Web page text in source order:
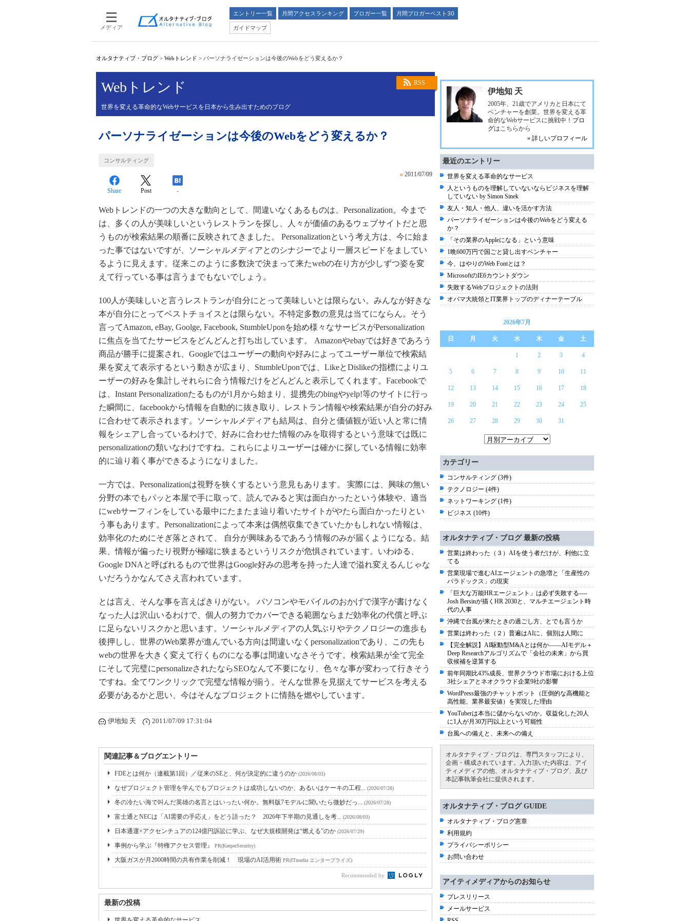
メディア
エントリー一覧 月間アクセスランキング ブロガー一覧
月間ブロガーベスト30
ガイドマップ
オルタナティブ・ブログ > Webトレンド > パーソナライゼーションは今後のWebをどう変えるか？
RSS
Webトレンド
世界を変える革命的なWebサービスを日本から生み出すためのブログ
パーソナライゼーションは今後のWebをどう変えるか？
コンサルティング
» 2011/07/09
Share Post -
Webトレンドの一つの大きな動向として、間違いなくあるものは、Personalization。今まで
は、多くの人が美味しいというレストランを探し、人々が価値のあるウェブサイトだと思
うものが検索結果の順番に反映されてきました。 Personalizationという考え方は、今に始ま
った事ではないですが、ソーシャルメディアとのシナジーでより一層スピードをましてい
るように見えます。従来このように多数決で決まって来たwebの在り方が少しずつ姿を変
えて行っている事は言うまでもないでしょう。
100人が美味しいと言うレストランが自分にとって美味しいとは限らない。みんなが好きな
本が自分にとってベストチョイスとは限らない。不特定多数の意見は当てにならん。そう
言ってAmazon, eBay, Goolge, Facebook, StumbleUponを始め様々なサービスがPersonalization
に焦点を当てたサービスをどんどんと打ち出しています。 Amazonやebayでは好きであろう
商品が勝手に提案され、Googleではユーザーの動向や好みによってユーザー単位で検索結
果を変えて表示するという動きが広まり、StumbleUponでは、LikeとDislikeの指標によりユ
ーザーの好みを集計しそれらに合う情報だけをどんどんと表示してくれます。Facebookで
は、Instant Personalizationたるものが1月から始まり、提携先のbingやyelp!等のサイトに行っ
た瞬間に、facebookから情報を自動的に抜き取り、レストラン情報や検索結果が自分の好み
に合わせて表示されます。ソーシャルメディアも結局は、自分と価値観が近い人と常に情
報をシェアし合っているわけで、好みに合わせた情報のみを取得するという意味では既に
personalizationの類いなわけですね。これらによりユーザーは確かに探している情報に効率
的に辿り着く事ができるようになりました。
一方では、Personalizationは視野を狭くするという意見もあります。 実際には、興味の無い
分野の本でもパッと本屋で手に取って、読んでみると実は面白かったという体験や、適当
にwebサーフィンをしている最中にたまたま辿り着いたサイトがやたら面白かったりとい
う事もあります。Personalizationによって本来は偶然収集できていたかもしれない情報は、
効率化のためにそぎ落とされて、 自分が興味あるであろう情報のみが届くようになる。結
果、情報が偏ったり視野が極端に狭まるというリスクが危惧されています。いわゆる、
Google DNAと呼ばれるもので世界はGoogle好みの思考を持った人達で溢れ変えるんじゃな
いだろうかなんてさえ言われています。
とは言え、そんな事を言えばきりがない。 パソコンやモバイルのおかげで漢字が書けなく
なった人は沢山いるわけで、個人の努力でカバーできる範囲ならまだ効率化の代償と呼ぶ
に足らないリスクかと思います。ソーシャルメディアの人気ぶりやテクノロジーの進歩も
後押しし、世界のWeb業界が進んでいる方向は間違いなくpersonalizationであり、この先も
webの世界を大きく変えて行くものになる事は間違いなさそうです。検索結果が全て完全
にそして完璧にpersonalizeされたならSEOなんて不要になり、色々な事が変わって行きそう
ですね。全てワンクリックで完璧な情報が揃う。そんな世界を見据えてサービスを考える
必要があるかと思い、今はそんなプロジェクトに情熱を燃やしています。
伊地知 天 2011/07/09 17:31:04
関連記事＆ブログエントリー
FDEとは何か（連載第1回）／従来のSEと、何が決定的に違うのか (2026/08/03)
なぜプロジェクト管理を学んでもプロジェクトは成功しないのか、あるいはケーキの工程... (2026/07/28)
冬の冷たい海で叫んだ英雄の名言とはいったい何か。無料版7モデルに聞いたら微妙だっ... (2026/07/28)
富士通とNECは「AI需要の手応え」をどう語った？ 2026年下半期の見通しを考... (2026/08/03)
日本通運×アクセンチュアの124億円訴訟に学ぶ、なぜ大規模開発は“燃える”のか (2026/07/29)
事例から学ぶ『特権アクセス管理』 PR(KeeperSecurity)
大阪ガスが月2000時間の共有作業を削減！ 現場のAI活用術 PR(ITmedia エンタープライズ)
Recommended by
最新の投稿
伊地知 天
2005年、21歳でアメリカと日本にて
ベンチャーを創業。世界を変える革
命的なWebサービスに挑戦中！ ブロ
グはこちらから
» 詳しいプロフィール
最近のエントリー
世界を変える革命的なサービス
人というものを理解していないならビジネスを理解
していない by Simon Sinek
友人・知人・他人、違いを活かす方法
パーソナライゼーションは今後のWebをどう変える
か？
「その業界のAppleになる」という意味
1晩600万円で国ごと貸し出すベンチャー
今、はやりのWeb Fontとは？
MicrosoftのIE6カウントダウン
失敗するWebプロジェクトの法則
オバマ大統領とIT業界トップのディナーテーブル
2026年7月
日 月 火 水 木 金 土
1 2 3 4
5 6 7 8 9 10 11
12 13 14 15 16 17 18
19 20 21 22 23 24 25
26 27 28 29 30 31
カテゴリー
コンサルティング (3件)
テクノロジー (4件)
ネットワーキング (1件)
ビジネス (10件)
オルタナティブ・ブログ 最新の投稿
営業は終わった（３）AIを使う者だけが、利他に立
てる
営業現場で進むAIエージェントの急増と「生産性の
パラドックス」の現実
「巨大な万能HRエージェント」は必ず失敗する----
Josh Bersinが描くHR 2030と、マルチエージェント時
代の人事
沖縄で台風が来たときの過ごし方、とでも言うか
営業は終わった（２）普遍はAIに、個別は人間に
【完全解説】AI駆動型M&Aとは何か――AIモデル＋
Deep Researchアルゴリズムで「会社の未来」から買
収候補を逆算する
前年同期比43%成長、世界クラウド市場における上位
3社シェアとネオクラウド企業9社の影響
WordPress最強のチャットボット（圧倒的な高機能と
高性能、業界最安値）を実現した理由
YouTuberは本当に儲からないのか。収益化した20人
に1人が月30万円以上という可能性
台風への備えと、未来への備え
オルタナティブ・ブログは、専門スタッフにより、
企画・構成されています。入力頂いた内容は、アイ
ティメディアの他、オルタナティブ・ブログ、及び
本記事執筆会社に提供されます。
オルタナティブ・ブログ GUIDE
オルタナティブ・ブログ憲章
利用規約
プライバシーポリシー
お問い合わせ
アイティメディアからのお知らせ
プレスリリース
メールサービス